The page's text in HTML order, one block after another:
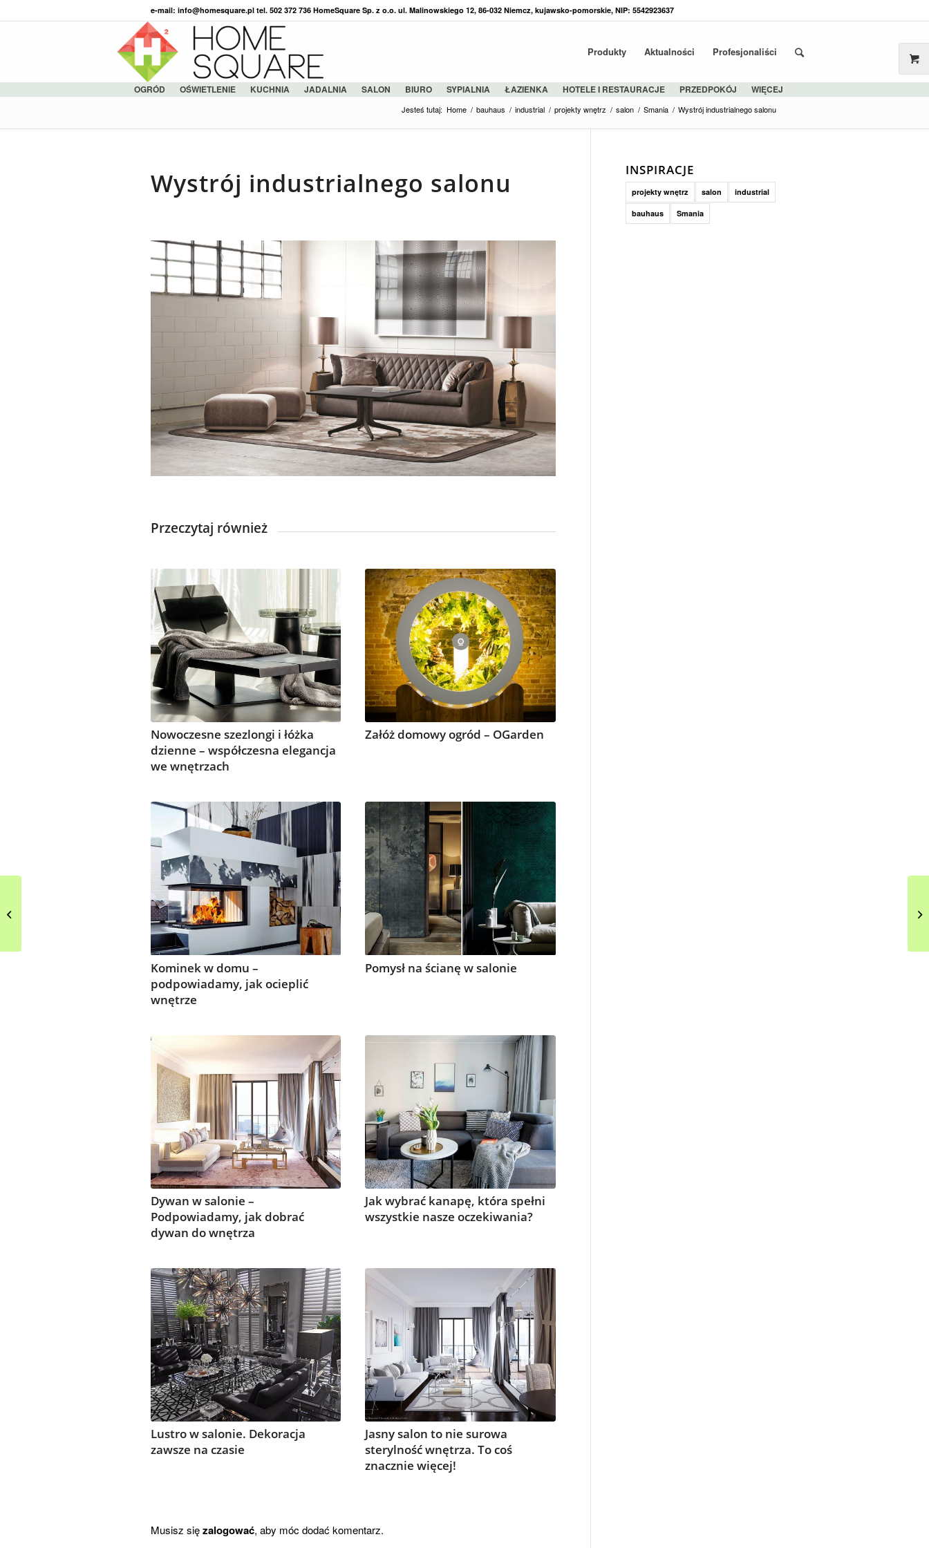
e-mail: info@homesquare.pl tel. 502 372 736 HomeSquare Sp. z o.o. ul. Malinowskiego 12, 86-032 Niemcz, kujawsko-pomorskie, NIP: 5542923637
Produkty Aktualności Profesjonaliści
OGRÓD OŚWIETLENIE KUCHNIA JADALNIA SALON BIURO SYPIALNIA ŁAZIENKA HOTELE I RESTAURACJE PRZEDPOKÓJ WIĘCEJ
Jesteś tutaj: Home / bauhaus / industrial / projekty wnętrz / salon / Smania / Wystrój industrialnego salonu
Wystrój industrialnego salonu
Przeczytaj również
Nowoczesne szezlongi i łóżka
dzienne – współczesna elegancja
we wnętrzach
Załóż domowy ogród – OGarden
Kominek w domu –
podpowiadamy, jak ocieplić
wnętrze
Pomysł na ścianę w salonie
Dywan w salonie –
Podpowiadamy, jak dobrać
dywan do wnętrza
Jak wybrać kanapę, która spełni
wszystkie nasze oczekiwania?
Lustro w salonie. Dekoracja
zawsze na czasie
Jasny salon to nie surowa
sterylność wnętrza. To coś
znacznie więcej!
Musisz sięzalogować, aby móc dodać komentarz.
INSPIRACJE
projekty wnętrz salon industrial
bauhaus Smania